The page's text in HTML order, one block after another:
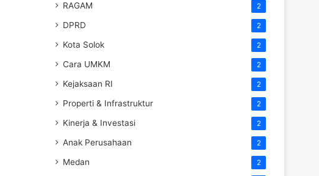
RAGAM 2
DPRD 2
Kota Solok 2
Cara UMKM 2
Kejaksaan RI 2
Properti & Infrastruktur 2
Kinerja & Investasi 2
Anak Perusahaan 2
Medan 2